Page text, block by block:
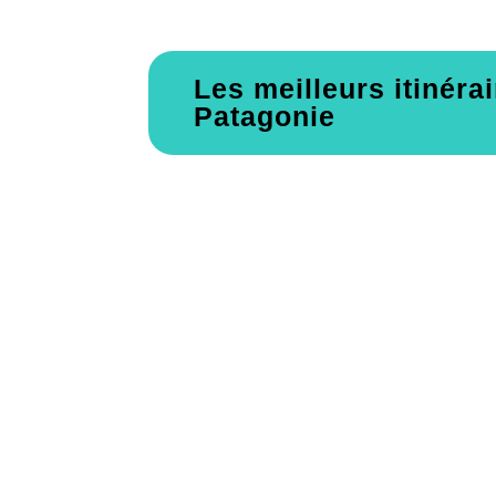
Les meilleurs
Patagonie